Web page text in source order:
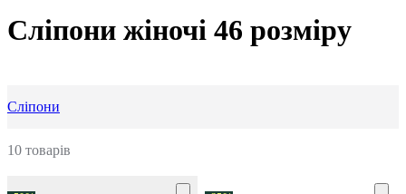
Сліпони жіночі 46 розміру
Сліпони
10 товарів